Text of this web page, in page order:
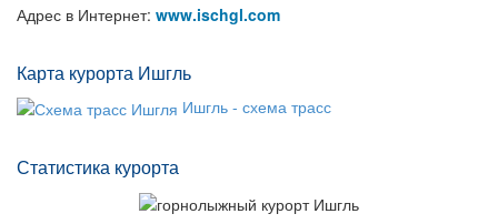
Адрес в Интернет: www.ischgl.com
Карта курорта Ишгль
Ишгль - схема трасс
Статистика курорта